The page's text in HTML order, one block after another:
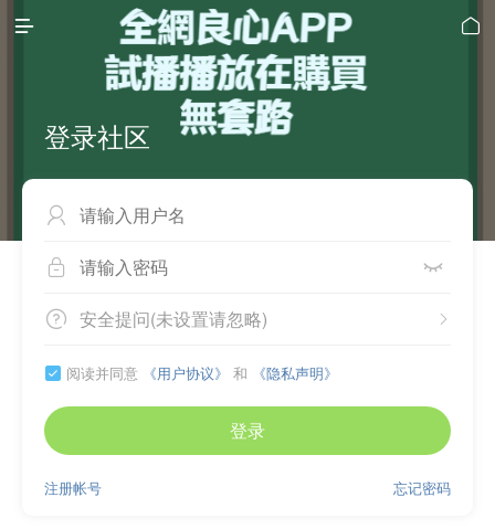
 
登录社区

 
 
安全提问(未设置请忽略)
 阅读并同意 《用户协议》 和 《隐私声明》
登录
忘记密码
注册帐号